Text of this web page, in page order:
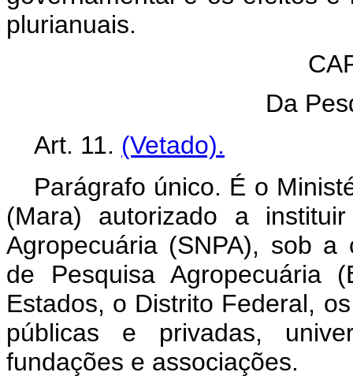
plurianuais.
Da
Art. 11. (Vetado).
Parágrafo único. É o
(Mara) autorizado a
Agropecuária (SNPA), sob a
de Pesquisa Agropecuária
Estados, o Distrito Federal,
públicas e privadas,
fundações e associações.